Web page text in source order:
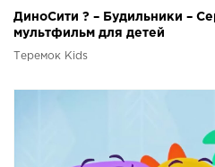
ДиноСити ? – Будильники –
мультфильм для детей
Теремок Kids